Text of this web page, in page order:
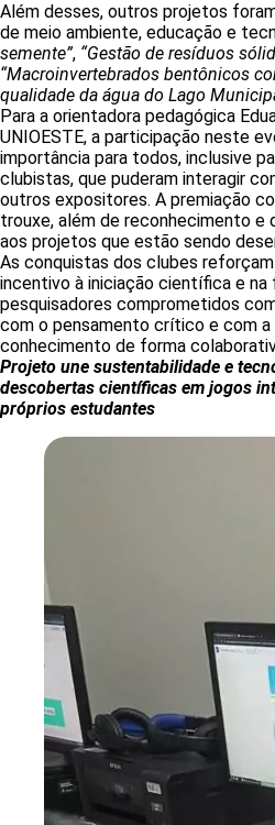
Além desses, outros projetos
de meio ambiente, educação e
semente”, “Gestão de resíduos
“Macroinvertebrados bentônicos
qualidade da água do Lago
Para a orientadora pedagógica
UNIOESTE, a participação neste
importância para todos, inclusive
clubistas, que puderam interagir
outros expositores. A premiação
trouxe, além de reconhecimento e
aos projetos que estão sendo
As conquistas dos clubes
incentivo à iniciação científica e na
pesquisadores comprometidos
com o pensamento crítico e com
conhecimento de forma
Projeto une sustentabilidade e
descobertas científicas em jogos
próprios estudantes